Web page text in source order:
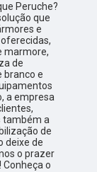
Peruche?
que
e
marmore,
de
branco e
a empresa
também a
de
deixe de
o prazer
o